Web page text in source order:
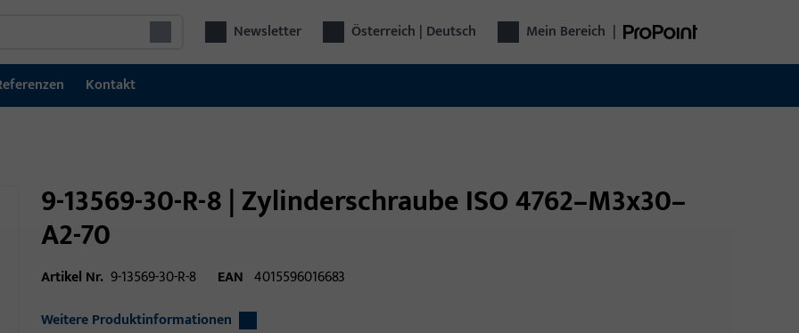
Newsletter Österreich | Deutsch Mein Bereich |
Kontakt
9-13569-30-R-8 | Zylinderschraube ISO 4762–M3x30–
A2-70
Artikel Nr. 9-13569-30-R-8 EAN 4015596016683
Weitere Produktinformationen